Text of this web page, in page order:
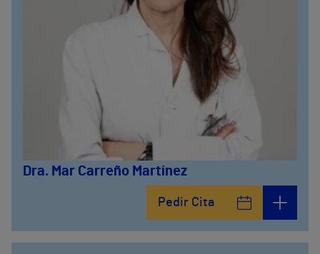
Dra. Mar Carreño Martínez
Pedir Cita